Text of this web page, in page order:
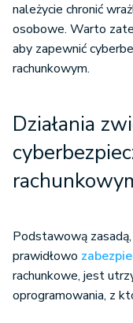
należycie chronić
osobowe. Warto
aby zapewnić
rachunkowym.
Działania
Podstawową
prawidłowo
rachunkowe, jest
oprogramowania, z